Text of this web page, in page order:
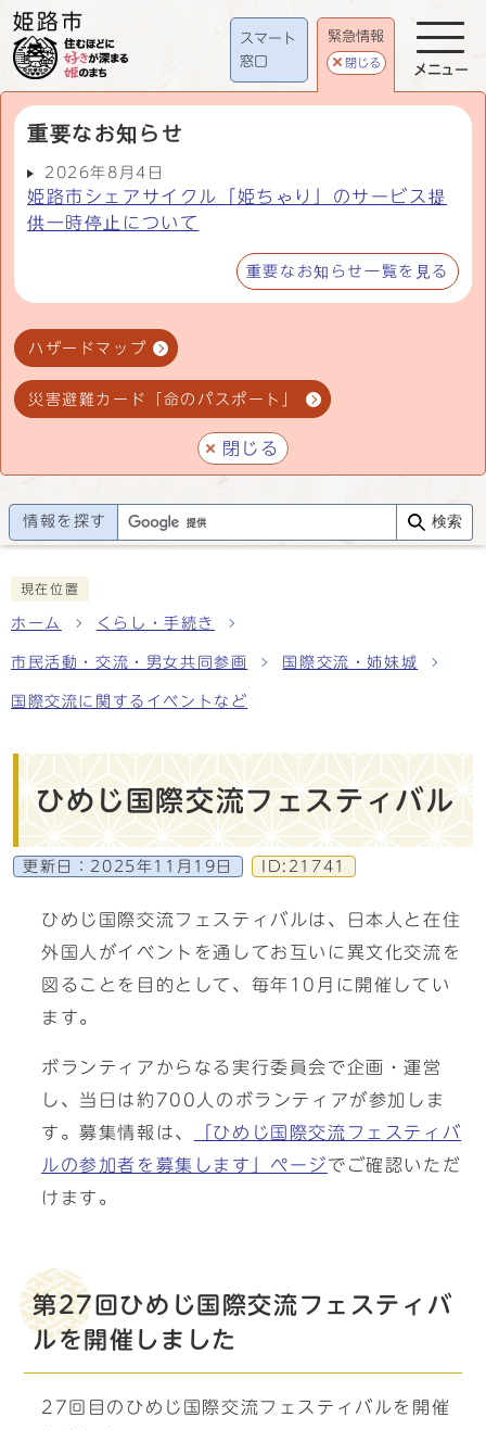
スマート
窓口
緊急情報
閉じる
重要なお知らせ
2026年8月4日
姫路市シェアサイクル「姫ちゃり」のサービス提
供一時停止について
重要なお知らせ一覧を見る
ハザードマップ
災害避難カード「命のパスポート」
閉じる
メニュー
情報を探す 検索
現在位置
ホーム くらし・手続き
市民活動・交流・男女共同参画 国際交流・姉妹城
国際交流に関するイベントなど
ひめじ国際交流フェスティバル
更新日： 2025年11月19日 ID:21741
ひめじ国際交流フェスティバルは、日本人と在住
外国人がイベントを通してお互いに異文化交流を
図ることを目的として、毎年10月に開催してい
ます。
ボランティアからなる実行委員会で企画・運営
し、当日は約700人のボランティアが参加しま
す。募集情報は、
「ひめじ国際交流フェスティバ
ルの参加者を募集します」ページでご確認いただ
けます。
第27回ひめじ国際交流フェスティバ
ルを開催しました
27回目のひめじ国際交流フェスティバルを開催